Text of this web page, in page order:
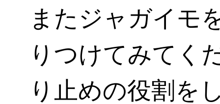
またジャガイモ
りつけてみてく
り止めの役割を